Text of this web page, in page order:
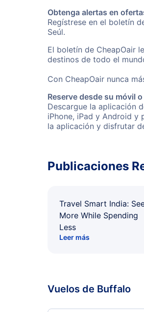
Obtenga alertas en
Regístrese en el boletín
Seúl.
El boletín de CheapOair
destinos de todo el
Con CheapOair nunca
Reserve desde su móvil
Descargue la aplicación
iPhone, iPad y Android y
la aplicación y disfrutar
Publicaciones
Travel Smart India:
More While Spending
Less
Leer más
Vuelos de Buffalo